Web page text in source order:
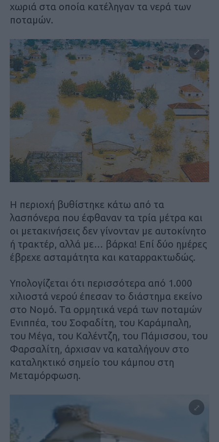
χωριά στα οποία κατέληγαν τα νερά των
ποταμών.
Η περιοχή βυθίστηκε κάτω από τα
λασπόνερα που έφθαναν τα τρία μέτρα και
οι μετακινήσεις δεν γίνονταν με αυτοκίνητο
ή τρακτέρ, αλλά με… βάρκα! Επί δύο ημέρες
έβρεχε ασταμάτητα και καταρρακτωδώς.
Υπολογίζεται ότι περισσότερα από 1.000
χιλιοστά νερού έπεσαν το διάστημα εκείνο
στο Νομό. Τα ορμητικά νερά των ποταμών
Ενιππέα, του Σοφαδίτη, του Καράμπαλη,
του Μέγα, του Καλέντζη, του Πάμισσου, του
Φαρσαλίτη, άρχισαν να καταλήγουν στο
καταληκτικό σημείο του κάμπου στη
Μεταμόρφωση.